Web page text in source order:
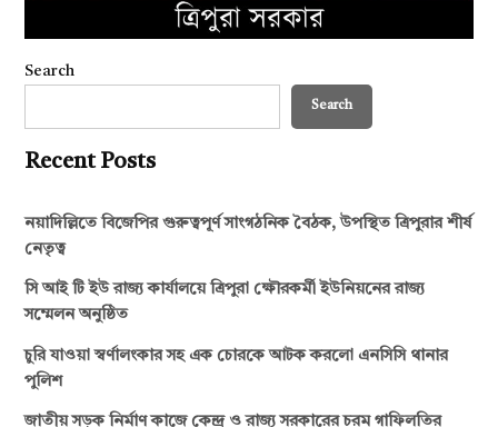
Search
Search
Recent Posts
নয়াদিল্লিতে বিজেপির গুরুত্বপূর্ণ সাংগঠনিক বৈঠক, উপস্থিত ত্রিপুরার শীর্ষ
নেতৃত্ব
সি আই টি ইউ রাজ্য কার্যালয়ে ত্রিপুরা ক্ষৌরকর্মী ইউনিয়নের রাজ্য
সম্মেলন অনুষ্ঠিত
চুরি যাওয়া স্বর্ণালংকার সহ এক চোরকে আটক করলো এনসিসি থানার
পুলিশ
জাতীয় সড়ক নির্মাণ কাজে কেন্দ্র ও রাজ্য সরকারের চরম গাফিলতির